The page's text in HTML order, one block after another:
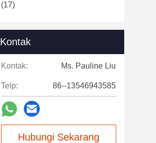
(17)
Kontak
Kontak: Ms. Pauline Liu
Telp: 86--13546943585
Hubungi Sekarang